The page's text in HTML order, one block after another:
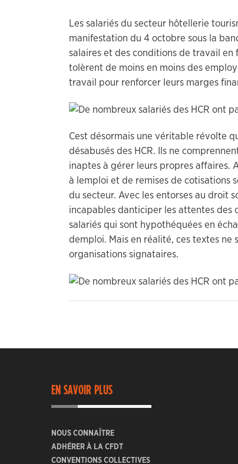
Les salariés du secteur hôtellerie
manifestation du 4 octobre sous la
salaires et des conditions de travail
tolèrent de moins en moins des
travail pour renforcer leurs marges
Cest désormais une véritable révolte
désabusés des HCR. Ils ne
inaptes à gérer leurs propres affaires.
à lemploi et de remises de
du secteur. Avec les entorses au droit
incapables danticiper les attentes
salariés qui sont hypothéquées en
demploi. Mais en réalité, ces textes
organisations signataires.
EN SAVOIR PLUS
NOUS CONNAÎTRE
ADHÉRER À LA CFDT
CONVENTIONS COLLECTIVES